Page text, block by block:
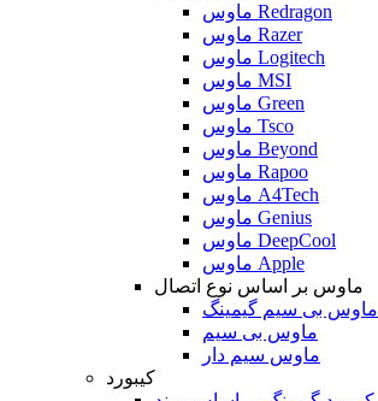
ماوس Redragon
ماوس Razer
ماوس Logitech
ماوس MSI
ماوس Green
ماوس Tsco
ماوس Beyond
ماوس Rapoo
ماوس A4Tech
ماوس Genius
ماوس DeepCool
ماوس Apple
ماوس بر اساس نوع اتصال
ماوس بی سیم گیمینگ
ماوس بی سیم
ماوس سیم دار
کیبورد